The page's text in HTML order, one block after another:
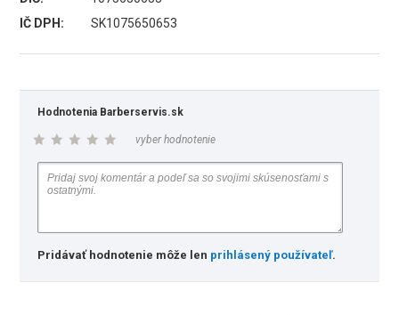
IČ DPH:
SK1075650653
Hodnotenia Barberservis.sk
vyber hodnotenie
Pridávať hodnotenie môže len prihlásený používateľ.